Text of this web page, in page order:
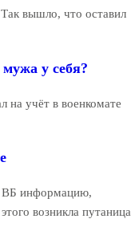
вышло, что оставил
у себя?
на учёт в военкомате
ВБ информацию,
возникла путаница